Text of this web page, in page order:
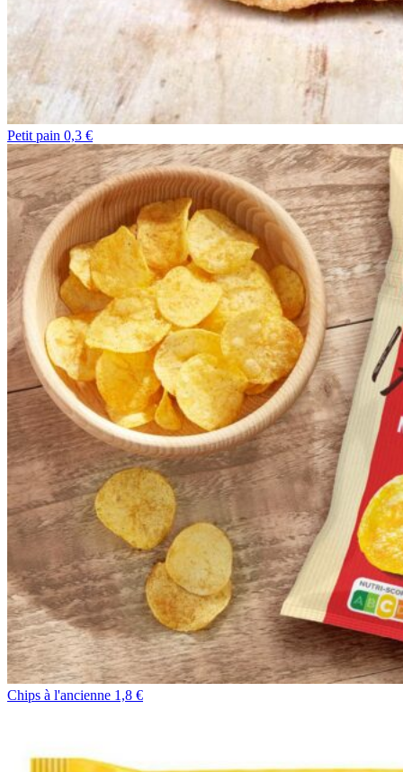
Petit pain 0,3 €
Chips à l'ancienne 1,8 €